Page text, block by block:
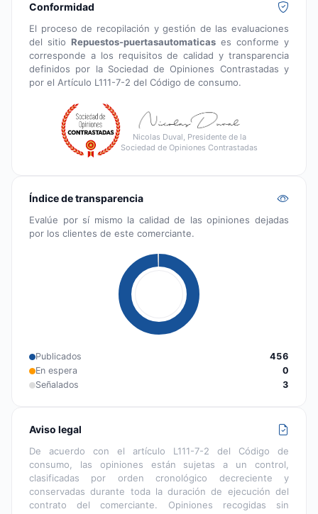
Conformidad
El proceso de recopilación y gestión de las evaluaciones
del sitio Repuestos-puertasautomaticas es conforme y
corresponde a los requisitos de calidad y transparencia
definidos por la Sociedad de Opiniones Contrastadas y
por el Artículo L111-7-2 del Código de consumo.
Nicolas Duval, Presidente de la
Sociedad de Opiniones Contrastadas
Índice de transparencia
Evalúe por sí mismo la calidad de las opiniones dejadas
por los clientes de este comerciante.
Publicados
456
En espera
0
Señalados
3
Aviso legal
De acuerdo con el artículo L111-7-2 del Código de
consumo, las opiniones están sujetas a un control,
clasificadas por orden cronológico decreciente y
conservadas durante toda la duración de ejecución del
contrato del comerciante. Opiniones recogidas sin